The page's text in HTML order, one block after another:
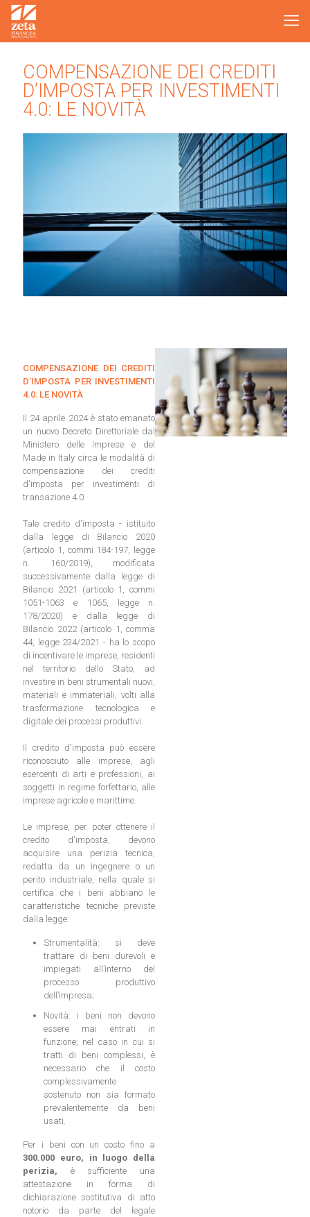
COMPENSAZIONE DEI CREDITI
D’IMPOSTA PER INVESTIMENTI
4.0: LE NOVITÀ
COMPENSAZIONE DEI CREDITI
D’IMPOSTA PER INVESTIMENTI
4.0: LE NOVITÀ
Il 24 aprile 2024 è stato emanato
un nuovo Decreto Direttoriale dal
Ministero delle Imprese e del
Made in Italy circa le modalità di
compensazione dei crediti
d'imposta per investimenti di
transazione 4.0.
Tale credito d'imposta - istituito
dalla legge di Bilancio 2020
(articolo 1, commi 184-197, legge
n. 160/2019), modificata
successivamente dalla legge di
Bilancio 2021 (articolo 1, commi
1051-1063 e 1065, legge n.
178/2020) e dalla legge di
Bilancio 2022 (articolo 1, comma
44, legge 234/2021 - ha lo scopo
di incentivare le imprese, residenti
nel territorio dello Stato, ad
investire in beni strumentali nuovi,
materiali e immateriali, volti alla
trasformazione tecnologica e
digitale dei processi produttivi.
Il credito d'imposta può essere
riconosciuto alle imprese, agli
esercenti di arti e professioni, ai
soggetti in regime forfettario, alle
imprese agricole e marittime.
Le imprese, per poter ottenere il
credito d'imposta, devono
acquisire una perizia tecnica,
redatta da un ingegnere o un
perito industriale, nella quale si
certifica che i beni abbiano le
caratteristiche tecniche previste
dalla legge:
Strumentalità: si deve
trattare di beni durevoli e
impiegati all’interno del
processo produttivo
dell’impresa;
Novità: i beni non devono
essere mai entrati in
funzione; nel caso in cui si
tratti di beni complessi, è
necessario che il costo
complessivamente
sostenuto non sia formato
prevalentemente da beni
usati.
Per i beni con un costo fino a
300.000 euro, in luogo della
perizia, è sufficiente una
attestazione in forma di
dichiarazione sostitutiva di atto
notorio da parte del legale